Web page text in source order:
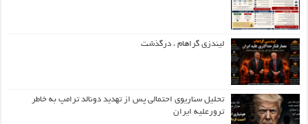
لیندزی گراهام ، درگذشت
تحلیل سناریوی احتمالی پس از تهدید دونالد ترامپ به خاطر
ترورعلیه ایران